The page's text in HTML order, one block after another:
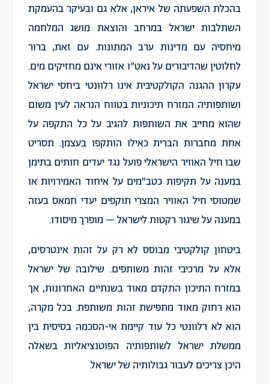
בהכלת השפעתה של איראן, אלא גם ובעיקר בהעמקת
השתלבות ישראל במרחב והוצאת מושג המלחמה
מיחסיה עם מדינות ערב המתונות. עם זאת, ברור
לחלוטין שהדיבורים על נאט"ו אזורי אינם מחזיקים מים.
עקרון ההגנה הקולקטיבית אינו רלוונטי ביחסי ישראל
ושותפותיה המזרח תיכוניות בטווח הנראה לעין משום
שהוא מחייב את השותפות להגיב על כל התקפה על
אחת מחברות הברית כאילו הותקפו בעצמן. תסריט
שבו חיל האוויר הישראלי פועל נגד יעדים חותים בתימן
במענה על תקיפות כטב"מים על איחוד האמירויות או
שמטוסי חיל האוויר המצרי תוקפים יעדי חמאס בעזה
במענה על שיגור רקטות לישראל – מופרך מיסודו.
ביטחון קולקטיבי מבוסס לא רק על זהות אינטרסים,
אלא על מרכיבי זהות משותפים. שילובה של ישראל
במזרח התיכון התקדם מאוד בשנתיים האחרונות, אך
הוא רחוק מאוד מתפישת זהות משותפת. בכל מקרה,
הוא לא רלוונטי כל עוד קיימת אי-הסכמה בסיסית בין
ממשלת ישראל לשותפותיה הפוטנציאליות בשאלה
היכן צריכים לעבור גבולותיה של ישראל.